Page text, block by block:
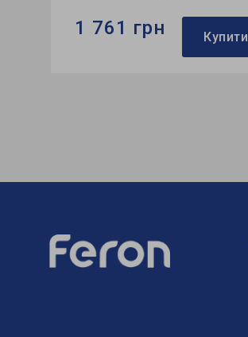
1 761 грн Купити